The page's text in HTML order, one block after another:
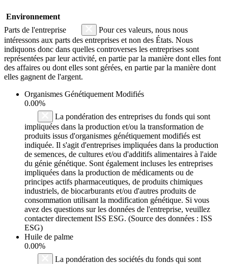
Environnement
Parts de l'entreprise
Pour ces valeurs, nous nous
intéressons aux parts des entreprises et non des États. Nous
indiquons donc dans quelles controverses les entreprises sont
représentées par leur activité, en partie par la manière dont elles font
des affaires ou dont elles sont gérées, en partie par la manière dont
elles gagnent de l'argent.
Organismes Génétiquement Modifiés
0.00%
La pondération des entreprises du fonds qui sont
impliquées dans la production et/ou la transformation de
produits issus d'organismes génétiquement modifiés est
indiquée. Il s'agit d'entreprises impliquées dans la production
de semences, de cultures et/ou d'additifs alimentaires à l'aide
du génie génétique. Sont également incluses les entreprises
impliquées dans la production de médicaments ou de
principes actifs pharmaceutiques, de produits chimiques
industriels, de biocarburants et/ou d'autres produits de
consommation utilisant la modification génétique. Si vous
avez des questions sur les données de l'entreprise, veuillez
contacter directement ISS ESG. (Source des données : ISS
ESG)
Huile de palme
0.00%
La pondération des sociétés du fonds qui sont